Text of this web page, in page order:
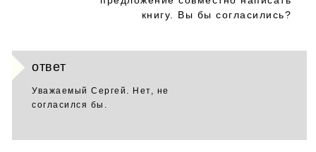
книгу. Вы бы согласились?
ответ
Уважаемый Сергей. Нет, не
согласился бы.